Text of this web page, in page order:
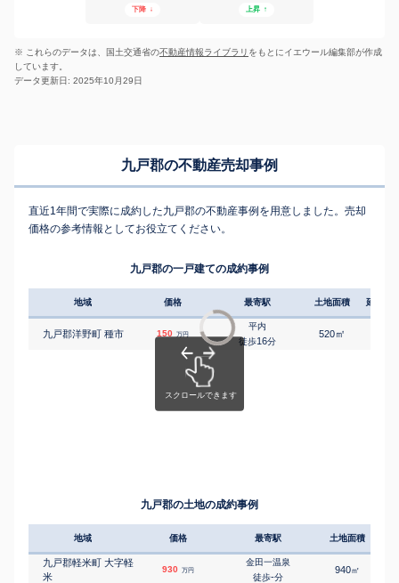
下降 ↓ 上昇 ↑
※ これらのデータは、国土交通省の不動産情報ライブラリ をもとにイエウール編集部が作成
しています。
データ更新日: 2025年10月29日
九戸郡の不動産売却事例
直近1年間で実際に成約した九戸郡の不動産事例を用意しました。売却
価格の参考情報としてお役立てください。
九戸郡の一戸建ての成約事例
地域 価格 最寄駅 土地面積 延床面
九戸郡洋野町 種市 150 万円
平内
徒歩16分
520㎡
九戸郡の土地の成約事例
地域 価格 最寄駅 土地面積
九戸郡軽米町 大字軽
米
930 万円
金田一温泉
徒歩-分
940㎡